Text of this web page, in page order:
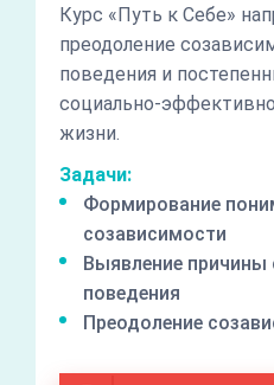
Курс «Путь к Себе»
преодоление
поведения и
социально-
жизни.
Задачи:
Формирование
созависимости
Выявление причины
поведения
Преодоление